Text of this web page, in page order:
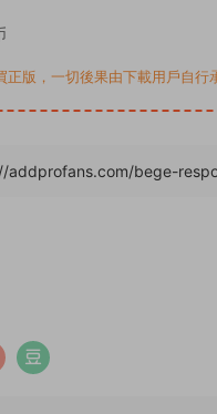
正版，一切後果由下載用戶自
addprofans.com/bege-